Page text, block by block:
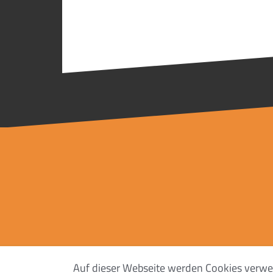
Auf dieser Webseite werden Cookies